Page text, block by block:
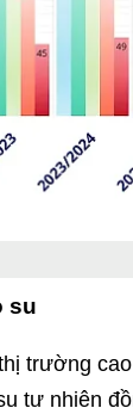
su
trường
tự nhiên